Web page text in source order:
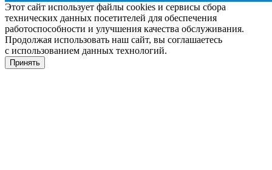
Этот сайт использует файлы cookies и сервисы сбора
технических данных посетителей для обеспечения
работоспособности и улучшения качества обслуживания.
Продолжая использовать наш сайт, вы соглашаетесь
с использованием данных технологий.
Принять